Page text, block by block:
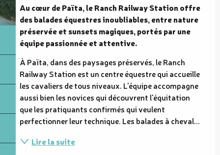
Au cœur de Païta, le Ranch Railway Station offre
des balades équestres inoubliables, entre nature
préservée et sunsets magiques, portés par une
équipe passionnée et attentive.
À Païta, dans des paysages préservés, le Ranch
Railway Station est un centre équestre qui accueille
les cavaliers de tous niveaux. L'équipe accompagne
aussi bien les novices qui découvrent l'équitation
que les pratiquants confirmés qui veulent
perfectionner leur technique. Les balades à cheval...
Lire la suite